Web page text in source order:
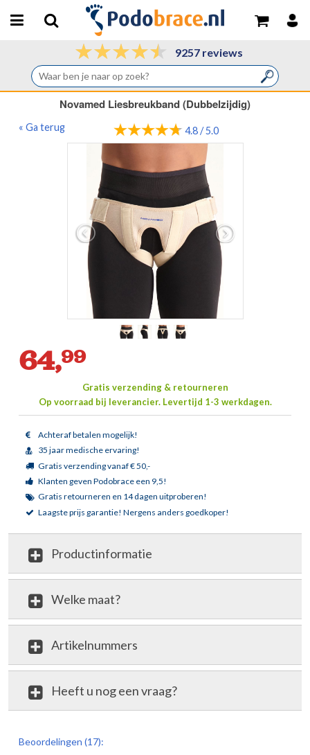
9257 reviews
Novamed Liesbreukband (Dubbelzijdig)
« Ga terug 4.8 / 5.0
64,99
Gratis verzending & retourneren
Op voorraad bij leverancier.Levertijd 1-3 werkdagen.
Achteraf betalen mogelijk!
35 jaar medische ervaring!
Gratis verzending vanaf € 50,-
Klanten geven Podobrace een 9,5!
Gratis retourneren en 14 dagen uitproberen!
Laagste prijs garantie! Nergens anders goedkoper!
Productinformatie
Welke maat?
Artikelnummers
Heeft u nog een vraag?
Beoordelingen (17):